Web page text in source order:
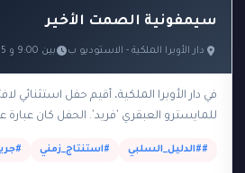
سيمفونية الصمت الأخير
دار الأوبرا الملكية - الاستوديو ب بين 9:00 و 9:15 مساءً
في دار الأوبرا الملكية، أقيم حفل استثنائي
للمايسترو العبقري 'فريد'. الحفل كان
##الدليل_السلبي #استنتاج_زمني